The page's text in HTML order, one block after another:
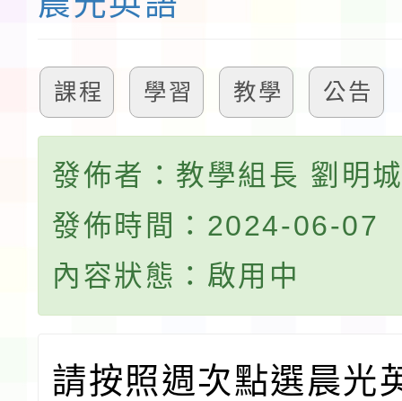
課程 學習 教學 公告
發佈者：教學組長 劉明
發佈時間：2024-06-07
內容狀態：啟用中
請按照週次點選晨光